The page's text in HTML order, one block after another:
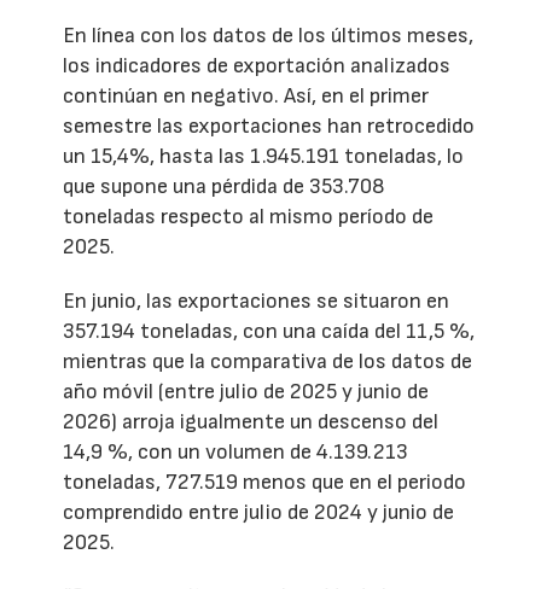
En línea con los datos de los últimos meses,
los indicadores de exportación analizados
continúan en negativo. Así, en el primer
semestre las exportaciones han retrocedido
un 15,4%, hasta las 1.945.191 toneladas, lo
que supone una pérdida de 353.708
toneladas respecto al mismo período de
2025.
En junio, las exportaciones se situaron en
357.194 toneladas, con una caída del 11,5 %,
mientras que la comparativa de los datos de
año móvil (entre julio de 2025 y junio de
2026) arroja igualmente un descenso del
14,9 %, con un volumen de 4.139.213
toneladas, 727.519 menos que en el periodo
comprendido entre julio de 2024 y junio de
2025.